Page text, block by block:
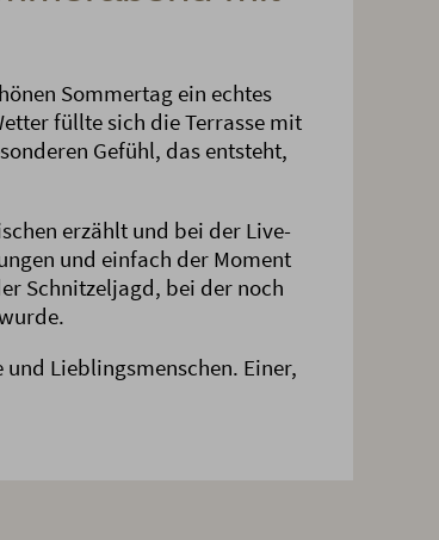
Sommertag ein echtes
füllte sich die Terrasse mit
Gefühl, das entsteht,
erzählt und bei der Live-
und einfach der Moment
Schnitzeljagd, bei der noch
Lieblingsmenschen. Einer,